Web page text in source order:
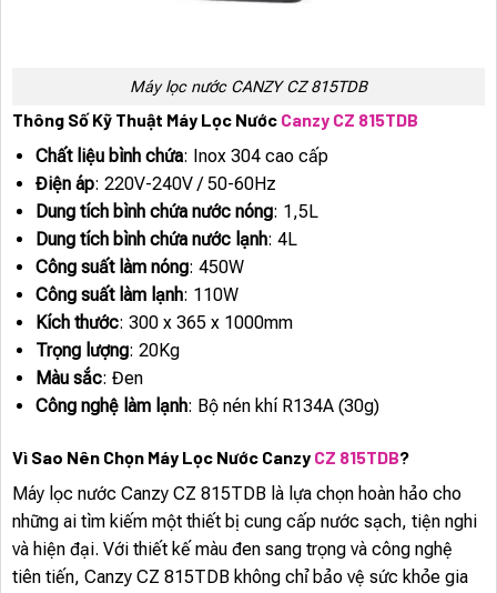
Máy lọc nước CANZY CZ 815TDB
Thông Số Kỹ Thuật Máy Lọc Nước Canzy CZ 815TDB
Chất liệu bình chứa: Inox 304 cao cấp
Điện áp: 220V-240V / 50-60Hz
Dung tích bình chứa nước nóng: 1,5L
Dung tích bình chứa nước lạnh: 4L
Công suất làm nóng: 450W
Công suất làm lạnh: 110W
Kích thước: 300 x 365 x 1000mm
Trọng lượng: 20Kg
Màu sắc: Đen
Công nghệ làm lạnh: Bộ nén khí R134A (30g)
Vì Sao Nên Chọn Máy Lọc Nước Canzy CZ 815TDB?
Máy lọc nước Canzy CZ 815TDB là lựa chọn hoàn hảo cho
những ai tìm kiếm một thiết bị cung cấp nước sạch, tiện nghi
và hiện đại. Với thiết kế màu đen sang trọng và công nghệ
tiên tiến, Canzy CZ 815TDB không chỉ bảo vệ sức khỏe gia